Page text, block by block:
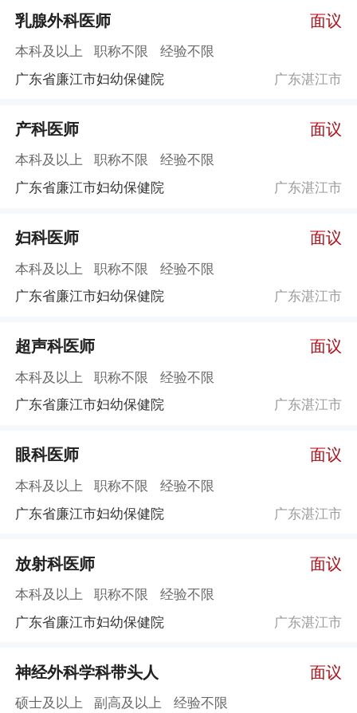
乳腺外科医师 面议
本科及以上 职称不限
经验不限
广东省廉江市妇幼保健院
广东湛江市
产科医师 面议
本科及以上 职称不限
经验不限
广东省廉江市妇幼保健院
广东湛江市
妇科医师 面议
本科及以上 职称不限
经验不限
广东省廉江市妇幼保健院
广东湛江市
超声科医师 面议
本科及以上 职称不限
经验不限
广东省廉江市妇幼保健院
广东湛江市
眼科医师 面议
本科及以上 职称不限
经验不限
广东省廉江市妇幼保健院
广东湛江市
放射科医师 面议
本科及以上 职称不限
经验不限
广东省廉江市妇幼保健院
广东湛江市
神经外科学科带头人 面议
硕士及以上 副高及以上
经验不限